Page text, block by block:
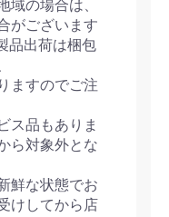
域の場合は、
がございます
品出荷は梱包
ますのでご注
ス品もありま
ら対象外とな
鮮な状態でお
けしてから店